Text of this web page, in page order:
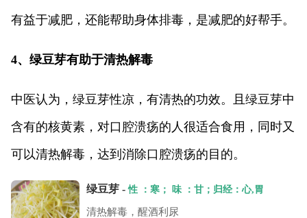
有益于减肥，还能帮助身体排毒，是减肥的好帮手。
4、绿豆芽有助于清热解毒
中医认为，绿豆芽性凉，有清热的功效。且绿豆芽中
含有的核黄素，对口腔溃疡的人很适合食用，同时又
可以清热解毒，达到消除口腔溃疡的目的。
绿豆芽 -性 ：寒； 味 ：甘；归经：心,胃
清热解毒，醒酒利尿